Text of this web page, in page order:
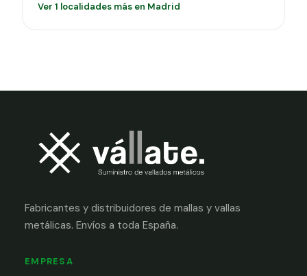
Ver 1 localidades más en Madrid
Fabricantes y distribuidores de mallas y vallas
metálicas. Envíos a toda España.
EMPRESA